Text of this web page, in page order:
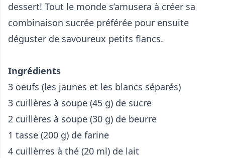
dessert! Tout le monde s’amusera à créer sa
combinaison sucrée préférée pour ensuite
déguster de savoureux petits flancs.
Ingrédients
3 oeufs (les jaunes et les blancs séparés)
3 cuillères à soupe (45 g) de sucre
2 cuillères à soupe (30 g) de beurre
1 tasse (200 g) de farine
4 cuillèrres à thé (20 ml) de lait